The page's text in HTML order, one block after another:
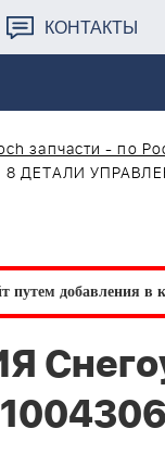
КОНТАКТЫ
запчасти - по
8 ДЕТАЛИ
путем добавления в